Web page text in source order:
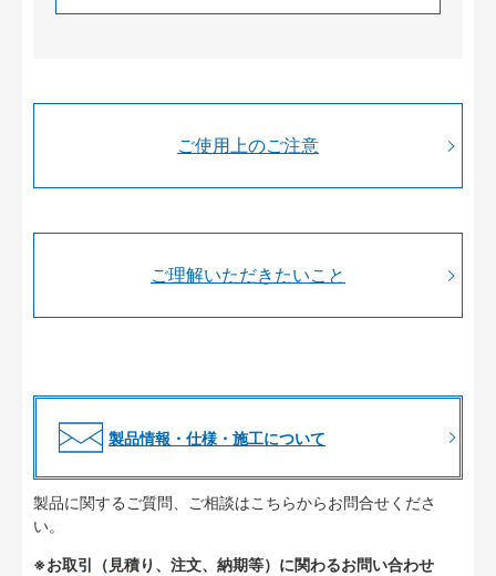
ご使用上のご注意
ご理解いただきたいこと
製品情報・仕様・施工について
製品に関するご質問、ご相談はこちらからお問合せくださ
い。
※お取引（見積り、注文、納期等）に関わるお問い合わせ